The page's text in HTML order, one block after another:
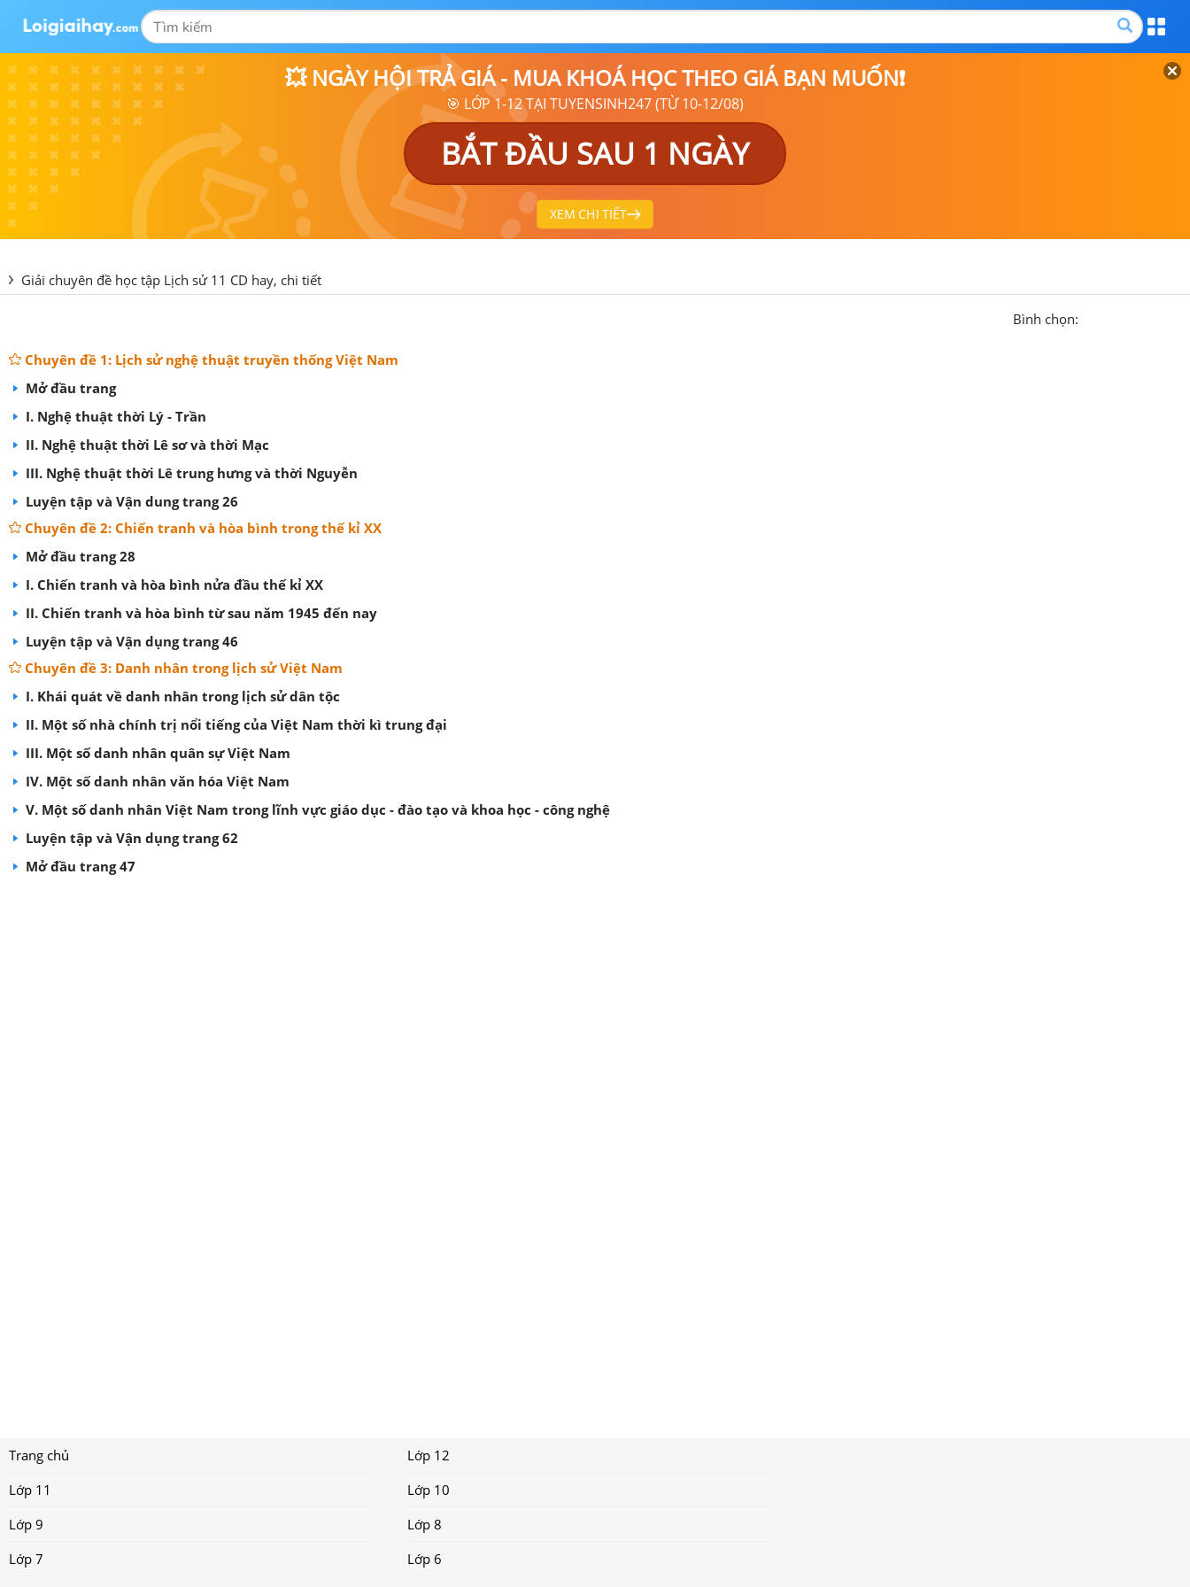
💥 NGÀY HỘI TRẢ GIÁ - MUA KHOÁ HỌC THEO GIÁ BẠN MUỐN❗
🎯 LỚP 1-12 TẠI TUYENSINH247 (TỪ 10-12/08)
BẮT ĐẦU SAU 1 NGÀY
XEM CHI TIẾT
Giải chuyên đề học tập Lịch sử 11 CD hay, chi tiết
Bình chọn:
Chuyên đề 1: Lịch sử nghệ thuật truyền thống Việt Nam
Mở đầu trang
I. Nghệ thuật thời Lý - Trần
II. Nghệ thuật thời Lê sơ và thời Mạc
III. Nghệ thuật thời Lê trung hưng và thời Nguyễn
Luyện tập và Vận dung trang 26
Chuyên đề 2: Chiến tranh và hòa bình trong thế kỉ XX
Mở đầu trang 28
I. Chiến tranh và hòa bình nửa đầu thế kỉ XX
II. Chiến tranh và hòa bình từ sau năm 1945 đến nay
Luyện tập và Vận dụng trang 46
Chuyên đề 3: Danh nhân trong lịch sử Việt Nam
I. Khái quát về danh nhân trong lịch sử dân tộc
II. Một số nhà chính trị nổi tiếng của Việt Nam thời kì trung đại
III. Một số danh nhân quân sự Việt Nam
IV. Một số danh nhân văn hóa Việt Nam
V. Một số danh nhân Việt Nam trong lĩnh vực giáo dục - đào tạo và khoa học - công nghệ
Luyện tập và Vận dụng trang 62
Mở đầu trang 47
Trang chủ
Lớp 12
Lớp 11
Lớp 10
Lớp 9
Lớp 8
Lớp 7
Lớp 6